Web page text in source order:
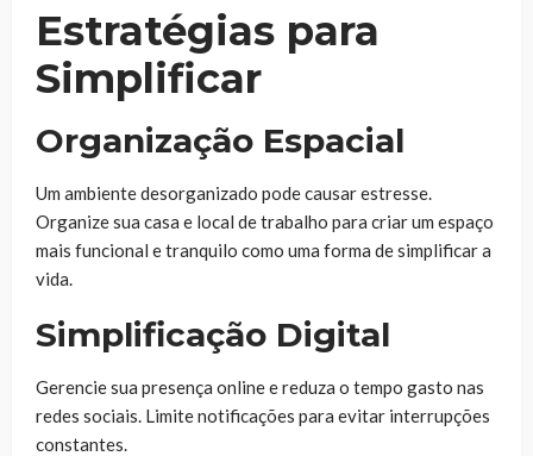
Estratégias para
Simplificar
Organização Espacial
Um ambiente desorganizado pode causar estresse.
Organize sua casa e local de trabalho para criar um espaço
mais funcional e tranquilo como uma forma de simplificar a
vida.
Simplificação Digital
Gerencie sua presença online e reduza o tempo gasto nas
redes sociais. Limite notificações para evitar interrupções
constantes.